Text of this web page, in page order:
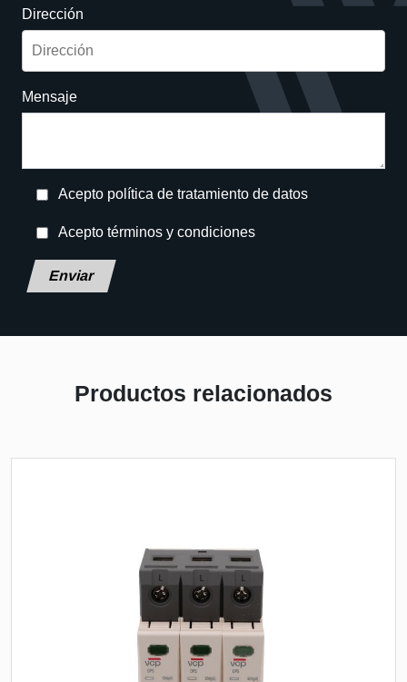
Dirección
Mensaje
Acepto política de tratamiento de datos
Acepto términos y condiciones
Deja este campo en blanco, por favor.
Productos relacionados